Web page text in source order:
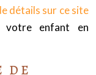
détails sur ce site
votre enfant en
DE